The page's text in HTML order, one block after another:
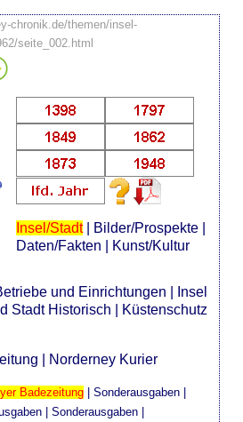
chronik.de/themen/insel-
seite_002.html
Insel/Stadt| Bilder/Prospekte|
Daten/Fakten
Kunst/Kultur
und Einrichtungen
Insel
Stadt Historisch
Küstenschutz
Norderney Kurier
Badezeitung |Sonderausgaben
|Sonderausgaben |